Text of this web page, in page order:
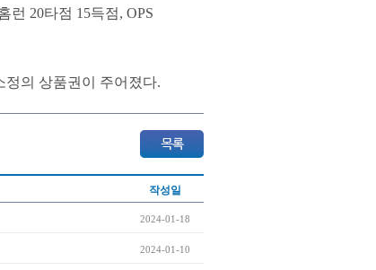
런 20타점 15득점, OPS
의 상품권이 주어졌다.
작성일
2024-01-18
2024-01-10